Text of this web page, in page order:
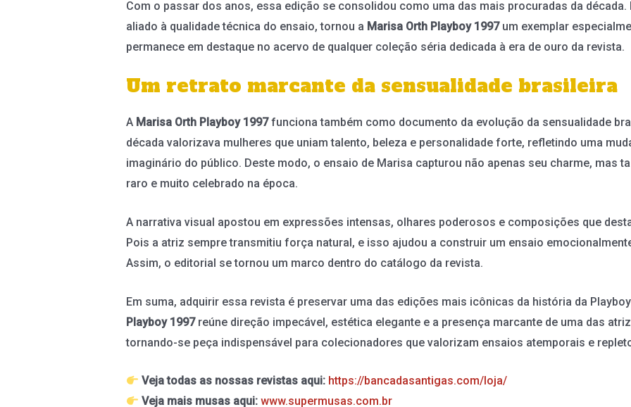
Com o passar dos anos, essa edição se consolidou como uma das mais procuradas da
aliado à qualidade técnica do ensaio, tornou a Marisa Orth Playboy 1997um exemplar
permanece em destaque no acervo de qualquer coleção séria dedicada à era de ouro da revista.
Um retrato marcante da sensualidade brasileira
A Marisa Orth Playboy 1997funciona também como documento da evolução da sensualidade
década valorizava mulheres que uniam talento, beleza e personalidade forte, refletindo uma
imaginário do público. Deste modo, o ensaio de Marisa capturou não apenas seu charme, mas
raro e muito celebrado na época.
A narrativa visual apostou em expressões intensas, olhares poderosos e composições que
Pois a atriz sempre transmitiu força natural, e isso ajudou a construir um ensaio
Assim, o editorial se tornou um marco dentro do catálogo da revista.
Em suma, adquirir essa revista é preservar uma das edições mais icônicas da história da
Playboy 1997reúne direção impecável, estética elegante e a presença marcante de uma das
tornando-se peça indispensável para colecionadores que valorizam ensaios atemporais e
Veja todas as nossas revistas aqui: https://bancadasantigas.com/loja/
Veja mais musas aqui: www.supermusas.com.br